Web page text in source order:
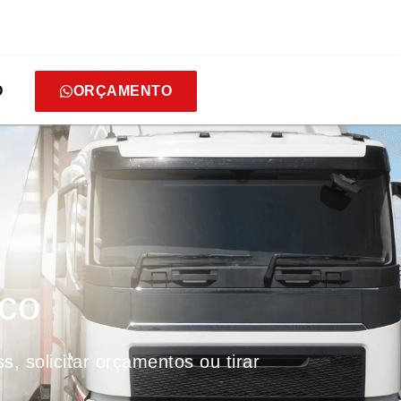
ORÇAMENTO
solicitar orçamentos ou tirar